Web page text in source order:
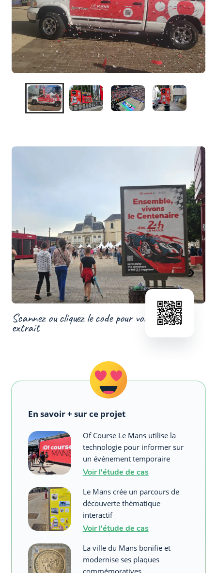
Scannez ou cliquez le code pour voir un
extrait
En savoir + sur ce projet
Of Course Le Mans utilise la
technologie pour informer sur
un événement temporaire
Voir l'étude de cas
Le Mans crée un parcours de
découverte thématique
interactif
Voir l'étude de cas
La ville du Mans bonifie et
modernise ses plaques
commémoratives